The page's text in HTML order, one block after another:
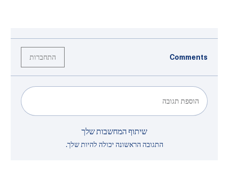
Comments התחברות
הוספת תגובה
שיתוף המחשבות שלך
התגובה הראשונה יכולה להיות שלך.